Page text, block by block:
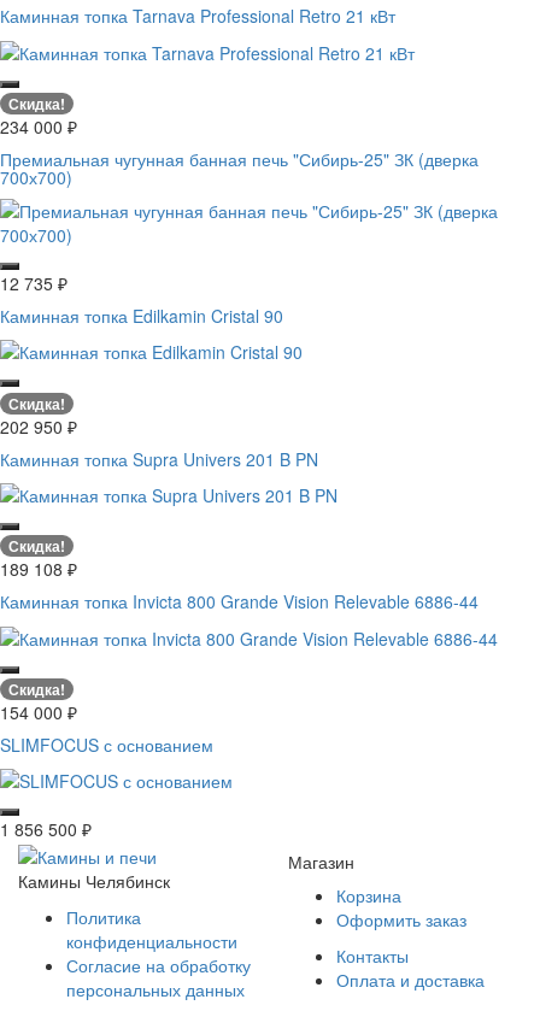
Каминная топка Tarnava Professional Retro 21 кВт
Скидка!
234 000 ₽
Премиальная чугунная банная печь "Сибирь-25" ЗК (дверка
700х700)
12 735 ₽
Каминная топка Edilkamin Cristal 90
Скидка!
202 950 ₽
Каминная топка Supra Univers 201 B PN
Скидка!
189 108 ₽
Каминная топка Invicta 800 Grande Vision Relevable 6886-44
Скидка!
154 000 ₽
SLIMFOCUS с основанием
1 856 500 ₽
Камины Челябинск
Политика
конфиденциальности
Согласие на обработку
персональных данных
Магазин
Корзина
Оформить заказ
Контакты
Оплата и доставка